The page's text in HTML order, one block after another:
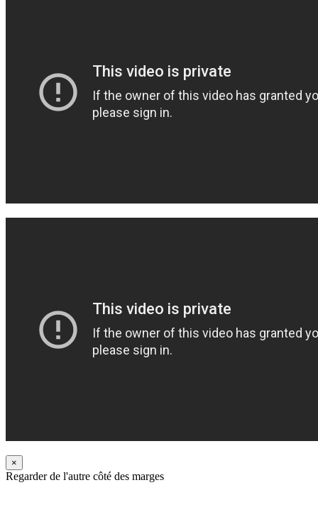
×
Regarder de l'autre côté des marges